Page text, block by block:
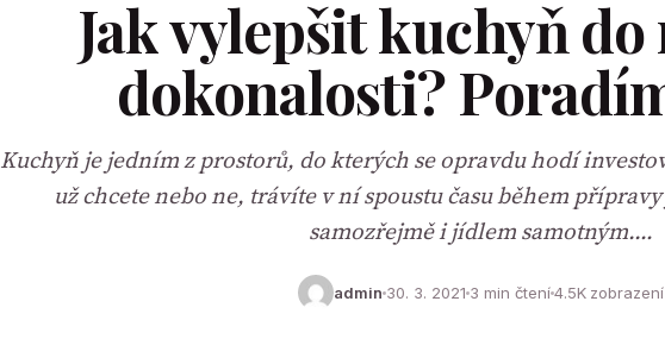
Jak vylepšit kuchyň
dokonalosti?
Kuchyň je jedním z prostorů, do kterých se opravdu hodí
už chcete nebo ne, trávíte v ní spoustu času během
samozřejmě i jídlem samotným.…
admin 30. 3. 2021 3 min čtení4.5K zobrazení